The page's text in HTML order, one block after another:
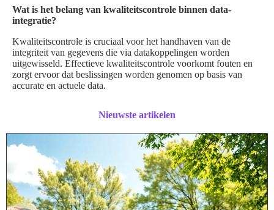
Wat is het belang van kwaliteitscontrole binnen data-
integratie?
Kwaliteitscontrole is cruciaal voor het handhaven van de
integriteit van gegevens die via datakoppelingen worden
uitgewisseld. Effectieve kwaliteitscontrole voorkomt fouten en
zorgt ervoor dat beslissingen worden genomen op basis van
accurate en actuele data.
Nieuwste artikelen